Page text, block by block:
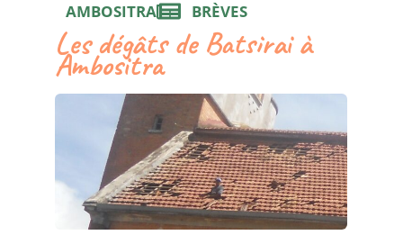
AMBOSITRA BRÈVES
Les dégâts de Batsirai à
Ambositra